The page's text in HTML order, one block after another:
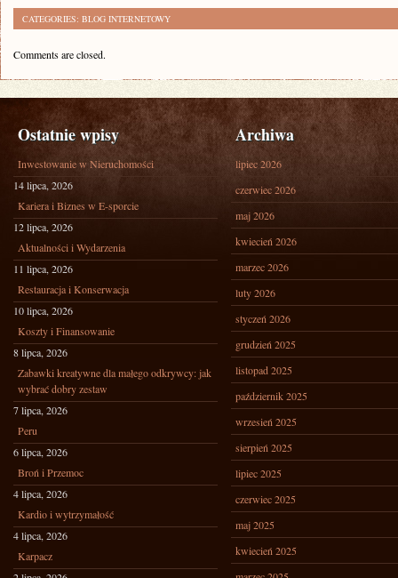
CATEGORIES: BLOG INTERNETOWY
Comments are closed.
Ostatnie wpisy
Inwestowanie w Nieruchomości
14 lipca, 2026
Kariera i Biznes w E-sporcie
12 lipca, 2026
Aktualności i Wydarzenia
11 lipca, 2026
Restauracja i Konserwacja
10 lipca, 2026
Koszty i Finansowanie
8 lipca, 2026
Zabawki kreatywne dla małego odkrywcy: jak
wybrać dobry zestaw
7 lipca, 2026
Peru
6 lipca, 2026
Broń i Przemoc
4 lipca, 2026
Kardio i wytrzymałość
4 lipca, 2026
Karpacz
Archiwa
lipiec 2026
czerwiec 2026
maj 2026
kwiecień 2026
marzec 2026
luty 2026
styczeń 2026
grudzień 2025
listopad 2025
październik 2025
wrzesień 2025
sierpień 2025
lipiec 2025
czerwiec 2025
maj 2025
kwiecień 2025